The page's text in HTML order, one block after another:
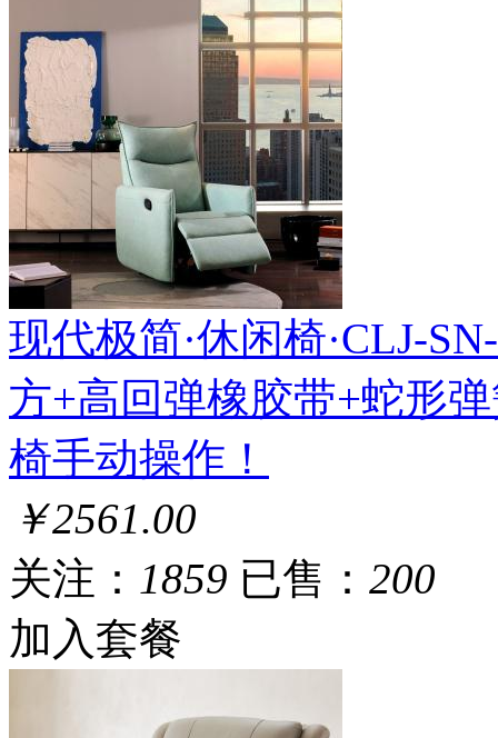
现代极简·休闲椅·CLJ-
方+高回弹橡胶带+蛇形
椅手动操作！
￥2561.00
关注： 1859 已售： 200
加入套餐